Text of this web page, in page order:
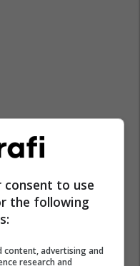
consent to use
the following
content, advertising and
research and